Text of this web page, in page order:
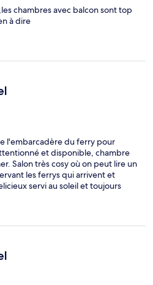
chambres avec balcon sont top
à dire
l'embarcadère du ferry pour
et disponible, chambre
Salon très cosy où on peut lire un
les ferrys qui arrivent et
servi au soleil et toujours